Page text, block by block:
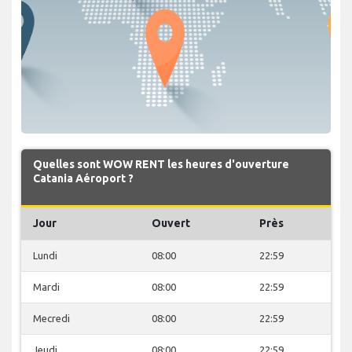
Quelles sont WOW RENT les heures d'ouverture
Catania Aéroport ?
Jour Ouvert Près
Lundi 08:00 22:59
Mardi 08:00 22:59
Mecredi 08:00 22:59
Jeudi 08:00 22:59